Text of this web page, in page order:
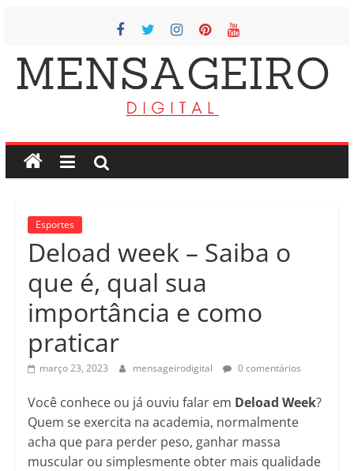
conteúdo
Mensageiro
vosso
portal
de
informacao
Esportes
Deload week – Saiba o
que é, qual sua
importância e como
praticar
março 23, 2023 mensageirodigital 0 comentários
Você conhece ou já ouviu falar em Deload Week?
Quem se exercita na academia, normalmente
acha que para perder peso, ganhar massa
muscular ou simplesmente obter mais qualidade